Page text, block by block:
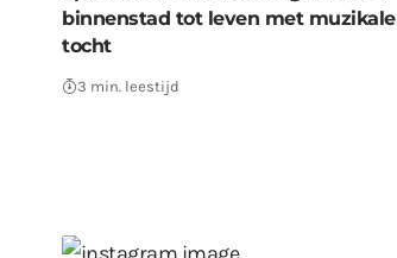
binnenstad tot leven met muzikale
tocht
3 min. leestijd